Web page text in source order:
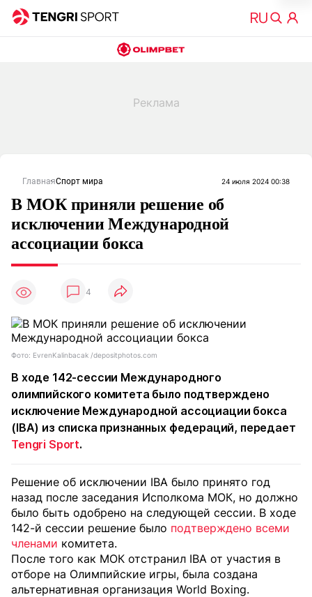
ГлавнаяСпорт мира 24 июля 2024 00:38
В МОК приняли решение об
исключении Международной
ассоциации бокса
4
Фото: EvrenKalinbacak /depositphotos.com
В ходе 142-сессии Международного
олимпийского комитета было подтверждено
исключение Международной ассоциации бокса
(IBA) из списка признанных федераций, передает
Tengri Sport.
Решение об исключении IBA было принято год
назад после заседания Исполкома МОК, но должно
было быть одобрено на следующей сессии. В ходе
142-й сессии решение было подтверждено всеми
членами комитета.
После того как МОК отстранил IBA от участия в
отборе на Олимпийские игры, была создана
альтернативная организация World Boxing.